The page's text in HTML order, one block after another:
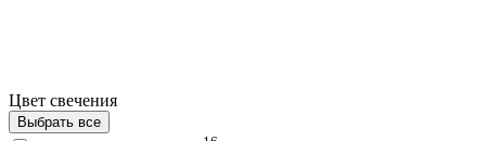
Цвет свечения
Выбрать все